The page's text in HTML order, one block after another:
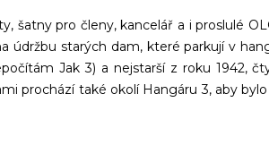
pro členy, kancelář a i proslulé
údržbu starých dam, které parkují v
Jak 3) a nejstarší z roku 1942,
prochází také okolí Hangáru 3, aby